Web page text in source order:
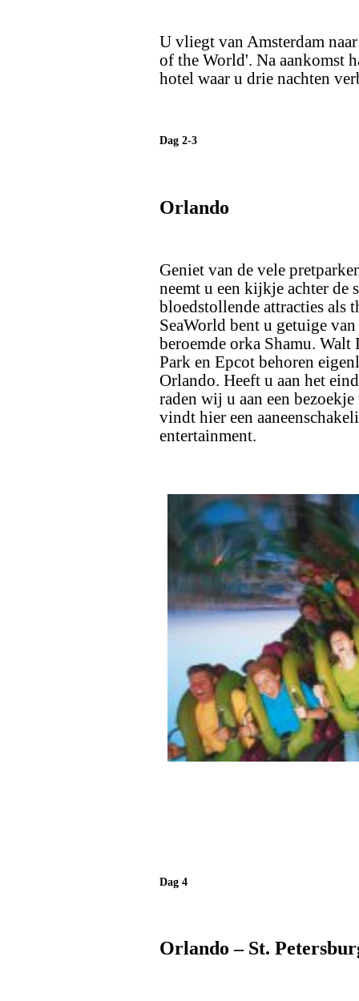
U vliegt van Amsterdam
of the World'. Na aankomst
hotel waar u drie nachten
Dag 2-3
Orlando
Geniet van de vele
neemt u een kijkje achter de
bloedstollende attracties als
SeaWorld bent u getuige
beroemde orka Shamu.
Park en Epcot behoren
Orlando. Heeft u aan het
raden wij u aan een
vindt hier een
entertainment.
Dag 4
Orlando – St.